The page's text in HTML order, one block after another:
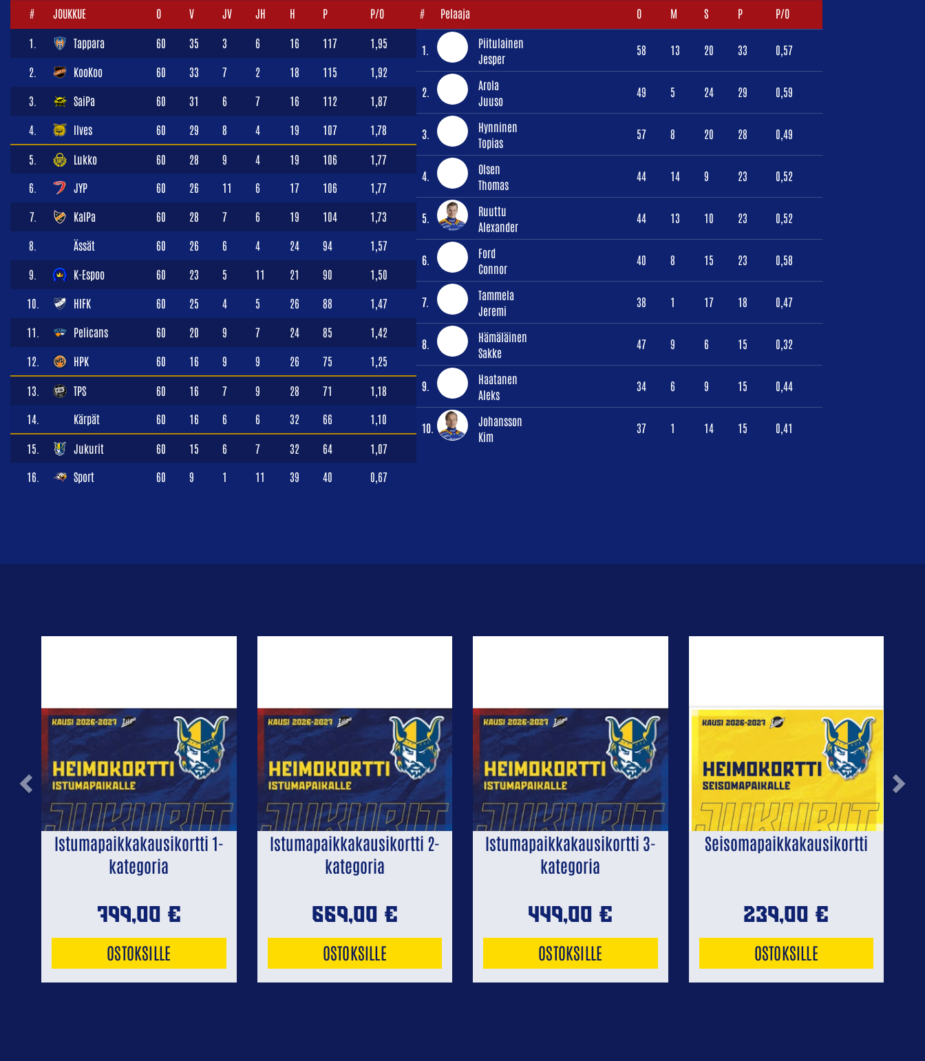
# JOUKKUE O V JV JH H P P/O
1. Tappara 60 35 3 6 16 117 1,95
2. KooKoo 60 33 7 2 18 115 1,92
3. SaiPa 60 31 6 7 16 112 1,87
4. Ilves 60 29 8 4 19 107 1,78
5. Lukko 60 28 9 4 19 106 1,77
6. JYP 60 26 11 6 17 106 1,77
7. KalPa 60 28 7 6 19 104 1,73
8. Ässät 60 26 6 4 24 94 1,57
9. K-Espoo 60 23 5 11 21 90 1,50
10. HIFK 60 25 4 5 26 88 1,47
11. Pelicans 60 20 9 7 24 85 1,42
12. HPK 60 16 9 9 26 75 1,25
13. TPS 60 16 7 9 28 71 1,18
14. Kärpät 60 16 6 6 32 66 1,10
15. Jukurit 60 15 6 7 32 64 1,07
16. Sport 60 9 1 11 39 40 0,67
# Pelaaja O M S P P/O
1.
Piitulainen
Jesper
58 13 20 33 0,57
2.
Arola
Juuso
49 5 24 29 0,59
3.
Hynninen
Topias
57 8 20 28 0,49
4.
Olsen
Thomas
44 14 9 23 0,52
5.
Ruuttu
Alexander
44 13 10 23 0,52
6.
Ford
Connor
40 8 15 23 0,58
7.
Tammela
Jeremi
38 1 17 18 0,47
8.
Hämäläinen
Sakke
47 9 6 15 0,32
9.
Haatanen
Aleks
34 6 9 15 0,44
10.
Johansson
Kim
37 1 14 15 0,41
Istumapaikkakausikortti 1-
kategoria
799,00 €
OSTOKSILLE
Istumapaikkakausikortti 2-
kategoria
669,00 €
OSTOKSILLE
Istumapaikkakausikortti 3-
kategoria
449,00 €
OSTOKSILLE
Seisomapaikkakausikortti
239,00 €
OSTOKSILLE
Previous